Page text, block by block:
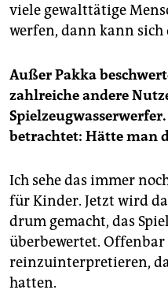
viele gewalttätige
werfen, dann kann
Außer Pakka
zahlreiche andere
betrachtet: Hätte man
Ich sehe das immer
für Kinder. Jetzt wird
drum gemacht, das
überbewertet. Offenbar
reinzuinterpretieren,
hatten.